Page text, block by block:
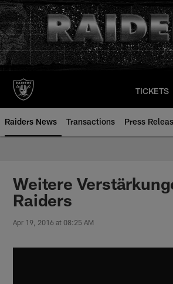
Skip
to
main
content
TICKETS
Raiders News Transactions Press
Weitere
Raiders
Apr 19, 2016 at 08:25 AM